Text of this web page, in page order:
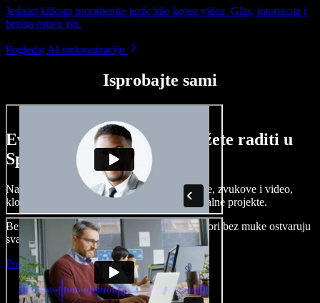
Jednim klikom promijenite jezik bilo kojeg videa. Glas, intonacija i
brzina ostaju isti.
Pogledaj AI sinkronizaciju
Isprobajte sami
Evo malog pregleda što možete raditi u
Speechify Studiju.
Napravite voice overe, dodajte besplatne slike, zvukove i video,
klonirajte svoj glas i složite sjajne audio-vizualne projekte.
Bez učenja i sve dostupno u pregledniku, autori bez muke ostvaruju
svaku kreativnu ideju.
Pokreni Studio